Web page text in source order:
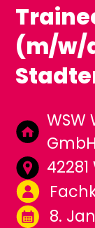
(m/w/
GmbH
8.